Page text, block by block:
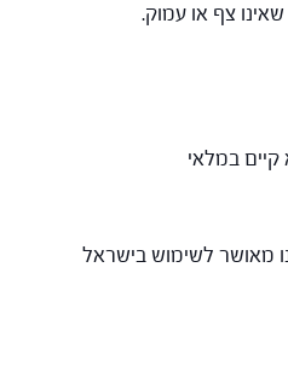
צף או עמוק.